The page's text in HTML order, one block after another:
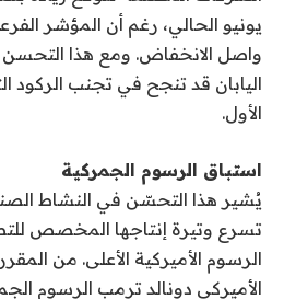
يونيو الحالي، رغم أن المؤشر
واصل الانخفاض. ومع هذا التحسن
اليابان قد تنجح في تجنب الركود
الأول.
استباق الرسوم الجمركية
يُشير هذا التحسّن في النشاط
تسرع وتيرة إنتاجها المخصص
الرسوم الأميركية الأعلى. من
الأميركي دونالد ترمب الرسوم